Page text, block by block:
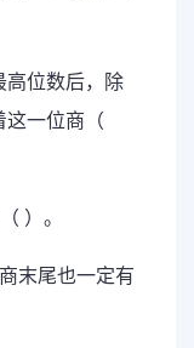
高位数后，除
这一位商（
）。
末尾也一定有